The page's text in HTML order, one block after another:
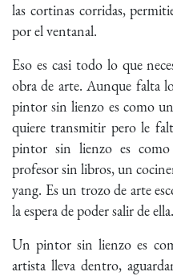
las cortinas corridas,
por el ventanal.
Eso es casi todo lo que
obra de arte. Aunque falta
pintor sin lienzo es como
quiere transmitir pero le
pintor sin lienzo es
profesor sin libros, un
yang. Es un trozo de arte
la espera de poder salir de ella.
Un pintor sin lienzo es
artista lleva dentro,